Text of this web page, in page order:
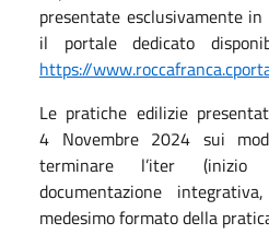
presentate esclusivamente
il portale dedicato
https://
Le pratiche edilizie
4 Novembre 2024 sui
terminare l’iter
documentazione
medesimo formato della